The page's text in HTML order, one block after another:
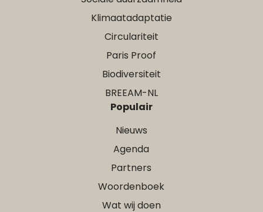
Klimaatadaptatie
Circulariteit
Paris Proof
Biodiversiteit
BREEAM-NL
Populair
Nieuws
Agenda
Partners
Woordenboek
Wat wij doen